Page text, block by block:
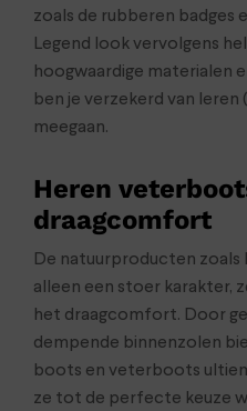
zoals de rubberen badges
Legend look vervolgens
hoogwaardige materialen
ben je verzekerd van
meegaan.
Heren
draagcomfort
De natuurproducten
alleen een stoer karakter,
het draagcomfort. Door
dempende binnenzolen
boots en veterboots
ze tot de perfecte keuze